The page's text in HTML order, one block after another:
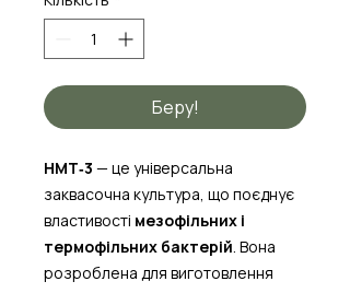
Беру!
HMT‑3 — це універсальна
заквасочна культура, що поєднує
властивості мезофільних і
термофільних бактерій. Вона
розроблена для виготовлення